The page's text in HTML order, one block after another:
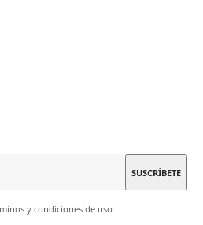
y condiciones de uso